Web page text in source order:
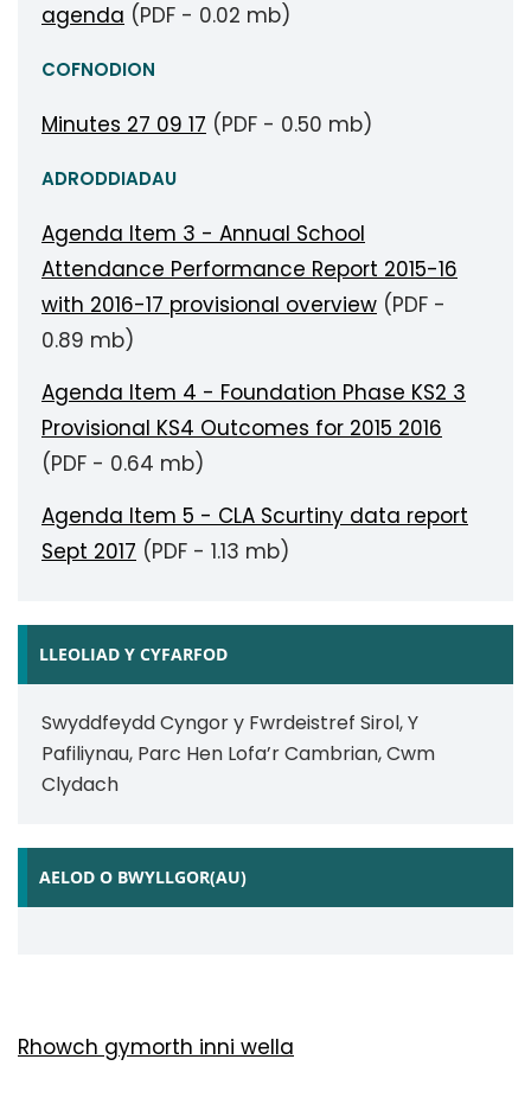
agenda (PDF - 0.02 mb)
COFNODION
Minutes 27 09 17 (PDF - 0.50 mb)
ADRODDIADAU
Agenda Item 3 - Annual School
Attendance Performance Report 2015-16
with 2016-17 provisional overview (PDF -
0.89 mb)
Agenda Item 4 - Foundation Phase KS2 3
Provisional KS4 Outcomes for 2015 2016
(PDF - 0.64 mb)
Agenda Item 5 - CLA Scurtiny data report
Sept 2017 (PDF - 1.13 mb)
LLEOLIAD Y CYFARFOD
Swyddfeydd Cyngor y Fwrdeistref Sirol, Y
Pafiliynau, Parc Hen Lofa’r Cambrian, Cwm
Clydach
AELOD O BWYLLGOR(AU)
Rhowch gymorth inni wella